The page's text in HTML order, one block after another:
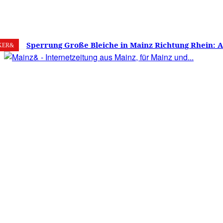
8. August 2026 22.9 Mainz
Sperrung Große Bleiche in Mainz Richtung Rhein:
verwirrt, Mainzer stinksauer – Haben die Mainzer